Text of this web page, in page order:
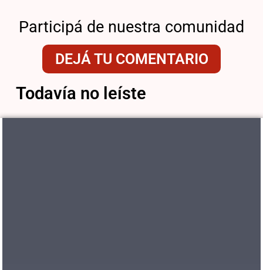
Participá de nuestra comunidad
DEJÁ TU COMENTARIO
Todavía no leíste